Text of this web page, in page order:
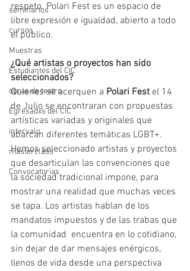
seminarios
cursos
Muestras
Estudiantes del CIC
obras de teatro
Egresadxs del CIC
intervalo
masterclass
Convocatorias
respeto. Polari Fest es un espacio de
libre expresión e igualdad, abierto a todo
el público.
¿Qué artistas o proyectos han sido
seleccionados?
Quienes se acerquen a Polari Fest el 14
de Julio se encontraran con propuestas
artísticas variadas y originales que
abarcan diferentes temáticas LGBT+.
Hemos seleccionado artistas y proyectos
que desarticulan las convenciones que
la sociedad tradicional impone, para
mostrar una realidad que muchas veces
se tapa. Los artistas hablan de los
mandatos impuestos y de las trabas que
la comunidad  encuentra en lo cotidiano,
sin dejar de dar mensajes enérgicos,
llenos de vida desde una perspectiva